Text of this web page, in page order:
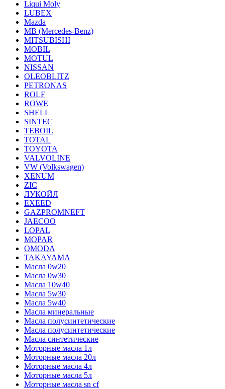
Liqui Moly
LUBEX
Mazda
MB (Mercedes-Вenz)
MITSUBISHI
MOBIL
MOTUL
NISSAN
OLEOBLITZ
PETRONAS
ROLF
ROWE
SHELL
SINTEC
TEBOIL
TOTAL
TOYOTA
VALVOLINE
VW (Volkswagen)
XENUM
ZIC
ЛУКОЙЛ
EXEED
GAZPROMNEFT
JAECOO
LOPAL
MOPAR
OMODA
TAKAYAMA
Масла 0w20
Масла 0w30
Масла 10w40
Масла 5w30
Масла 5w40
Масла минеральные
Масла полусинтетические
Масла полусинтетические
Масла синтетические
Моторные масла 1л
Моторные масла 20л
Моторные масла 4л
Моторные масла 5л
Моторные масла sn cf